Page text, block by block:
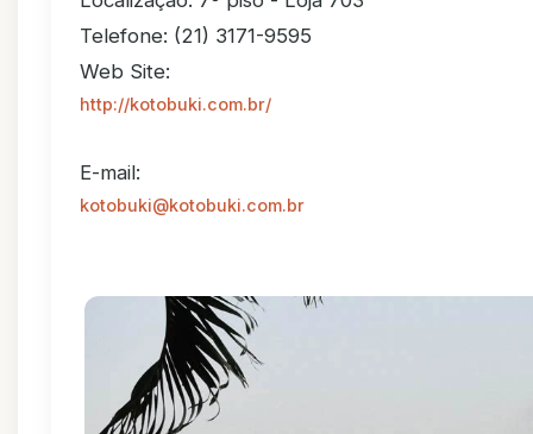
Telefone: (21) 3171-9595
Web Site:
http://kotobuki.com.br/
E-mail:
kotobuki@kotobuki.com.br